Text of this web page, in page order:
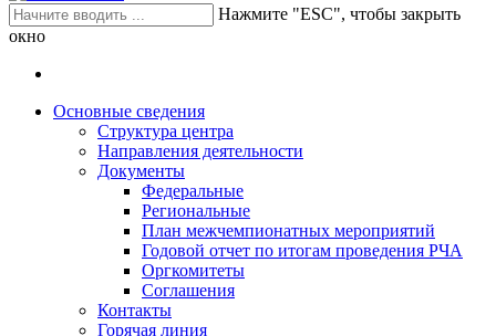
Нажмите "ESC", чтобы закрыть
окно
Основные сведения
Структура центра
Направления деятельности
Документы
Федеральные
Региональные
План межчемпионатных мероприятий
Годовой отчет по итогам проведения РЧА
Оргкомитеты
Соглашения
Контакты
Горячая линия